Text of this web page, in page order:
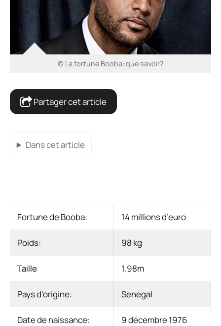
© La fortune Booba: que savoir?
Partager cet article
Dans cet article
Fortune de Booba: 14 millions d’euro
Poids: 98 kg
Taille 1,98m
Pays d’origine: Senegal
Date de naissance: 9 décembre 1976